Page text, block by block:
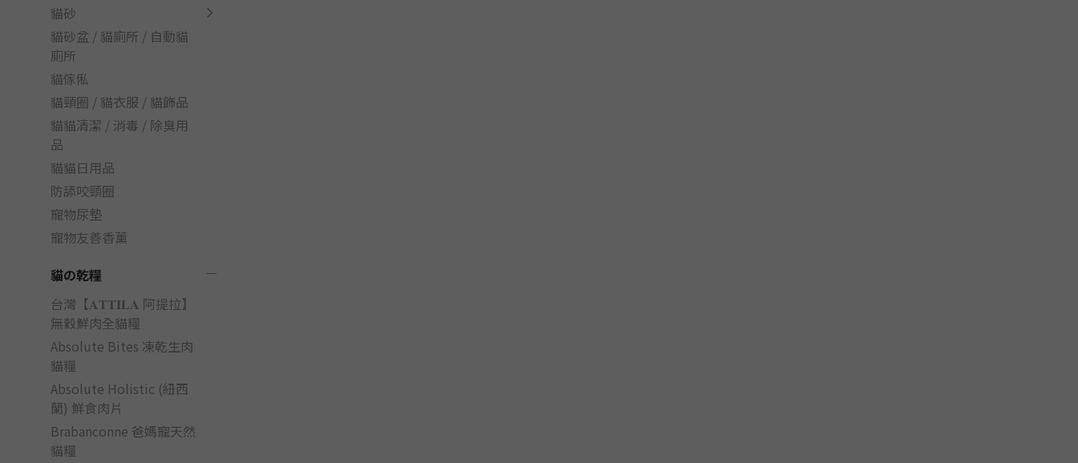
貓砂
貓砂盆 / 貓廁所 / 自動貓
廁所
貓傢俬
貓頸圈 / 貓衣服 / 貓飾品
貓貓清潔 / 消毒 / 除臭用
品
貓貓日用品
防舔咬頸圈
寵物尿墊
寵物友善香薰
貓の乾糧
台灣【𝐀𝐓𝐓𝐈𝐋𝐀 阿提拉】
無穀鮮肉全貓糧
Absolute Bites 凍乾生肉
貓糧
Absolute Holistic (紐西
蘭) 鮮食肉片
Brabanconne 爸媽寵天然
貓糧